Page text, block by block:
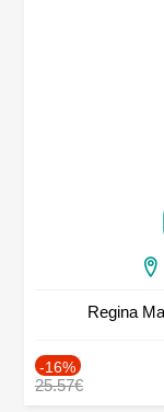
Regina
-16%
25.57€